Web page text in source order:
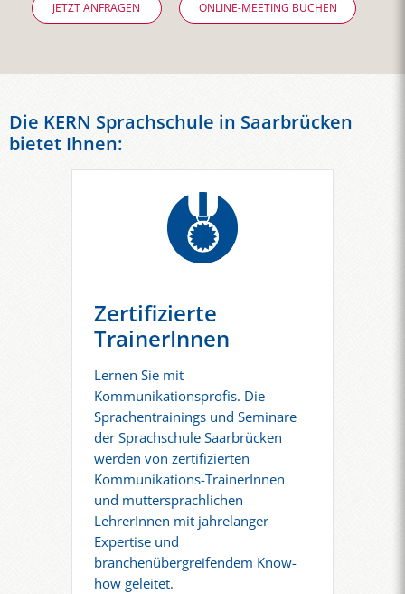
JETZT ANFRAGEN ONLINE-MEETING BUCHEN
Die KERN Sprachschule in Saarbrücken
bietet Ihnen:
Zertifizierte
TrainerInnen
Lernen Sie mit
Kommunikationsprofis. Die
Sprachentrainings und Seminare
der Sprachschule Saarbrücken
werden von zertifizierten
Kommunikations-TrainerInnen
und muttersprachlichen
LehrerInnen mit jahrelanger
Expertise und
branchenübergreifendem Know-
how geleitet.